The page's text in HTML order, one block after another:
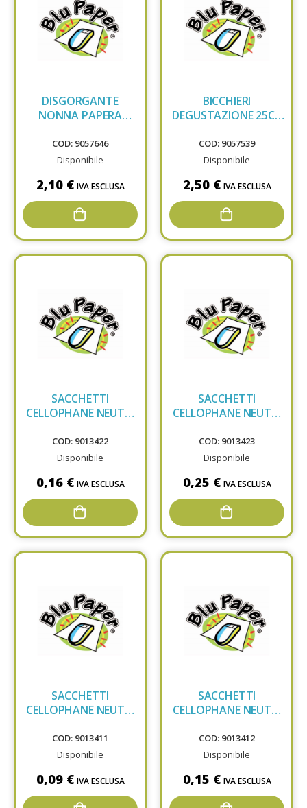
DISGORGANTE
NONNA PAPERA
COD: 9057646
Disponibile
2,10 € IVA ESCLUSA
BICCHIERI
DEGUSTAZIONE 25CC
COD: 9057539
Disponibile
2,50 € IVA ESCLUSA
SACCHETTI
CELLOPHANE NEUTRI
COD: 9013422
Disponibile
0,16 € IVA ESCLUSA
SACCHETTI
CELLOPHANE NEUTRI
COD: 9013423
Disponibile
0,25 € IVA ESCLUSA
SACCHETTI
CELLOPHANE NEUTRI
COD: 9013411
Disponibile
0,09 € IVA ESCLUSA
SACCHETTI
CELLOPHANE NEUTRI
COD: 9013412
Disponibile
0,15 € IVA ESCLUSA